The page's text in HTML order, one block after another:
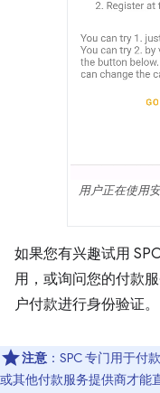
用户正在使用
如果您有兴趣试用
用，或询问您的付款
户付款进行身份验证。
注意 ：SPC 专门用于付
或其他付款服务提供商才能